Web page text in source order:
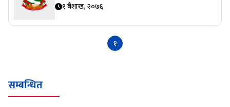
१ बैशाख, २०७६
१
सम्बन्धित